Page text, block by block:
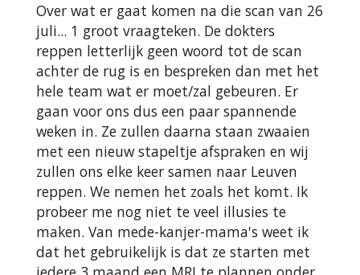
Over wat er gaat komen na die scan van 26
juli... 1 groot vraagteken. De dokters
reppen letterlijk geen woord tot de scan
achter de rug is en bespreken dan met het
hele team wat er moet/zal gebeuren. Er
gaan voor ons dus een paar spannende
weken in. Ze zullen daarna staan zwaaien
met een nieuw stapeltje afspraken en wij
zullen ons elke keer samen naar Leuven
reppen. We nemen het zoals het komt. Ik
probeer me nog niet te veel illusies te
maken. Van mede-kanjer-mama's weet ik
dat het gebruikelijk is dat ze starten met